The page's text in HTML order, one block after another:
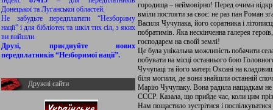
Донецької та Луганської областей.
Не забудьте передплатити “Незбориму
нації” і для бібліотек та шкіл тих сіл, з яких
ви вийшли.
Друзі, приєднуйте нових
передплатників “Незборимої нації”.
Дружні сайти
городища – неймовірно! Перед очима
вміли постояти за своє: не раз пан Роман
Василя Чучупака, його соратника і
побратимів. Яка нескінченна галерея
господарем на своїй землі!
Це була унікальна можливість побачити
побувати на місці останнього бою
Чучупаці та його матері Оксані на
біля могили, де вони знайшли останній
Марію Чучупаку. Вона радила нащадкам не
СССР. Казала, що прийде час, коли цим
Нам пощастило зустрітися і